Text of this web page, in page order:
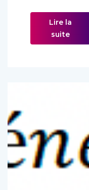
Lire la
suite